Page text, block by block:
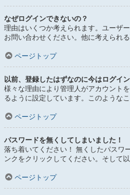
なぜログインできないの？
理由はいくつか考えられます。ユーザ
お問い合わせください。他に考えられ
ページトップ
以前、登録したはずなのに今はログイ
様々な理由により管理人がアカウント
るように設定しています。このような
ページトップ
パスワードを無くしてしまいました！
落ち着いてください！ 無くしたパスワ
ンクをクリックしてください。そして
ページトップ